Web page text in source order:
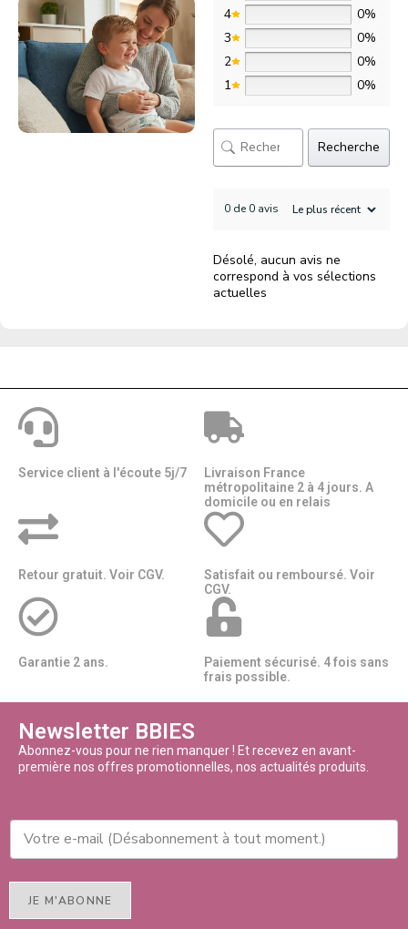
4
0%
3
0%
2
0%
1
0%
Recherche
0 de 0 avis
Désolé, aucun avis ne
correspond à vos sélections
actuelles
Service client à l'écoute 5j/7
Livraison France
métropolitaine 2 à 4 jours. A
domicile ou en relais​​
Retour gratuit. Voir CGV.
Satisfait ou remboursé. Voir
CGV.
Garantie 2 ans.
Paiement sécurisé. 4 fois sans
frais possible.
Newsletter BBIES
Abonnez-vous pour ne rien manquer ! Et recevez en avant-
première nos offres promotionnelles, nos actualités produits.
JE M'ABONNE